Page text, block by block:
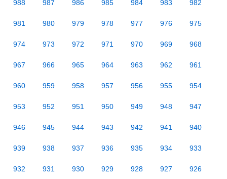
988 987 986 985 984 983 982
981 980 979 978 977 976 975
974 973 972 971 970 969 968
967 966 965 964 963 962 961
960 959 958 957 956 955 954
953 952 951 950 949 948 947
946 945 944 943 942 941 940
939 938 937 936 935 934 933
932 931 930 929 928 927 926